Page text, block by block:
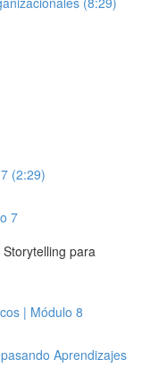
(2:29)
7
para
| Módulo 8
Aprendizajes